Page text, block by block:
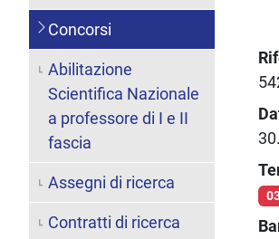
Concorsi
Abilitazione
Scientifica Nazionale
a professore di I e II
fascia
Assegni di ricerca
Contratti di ricerca